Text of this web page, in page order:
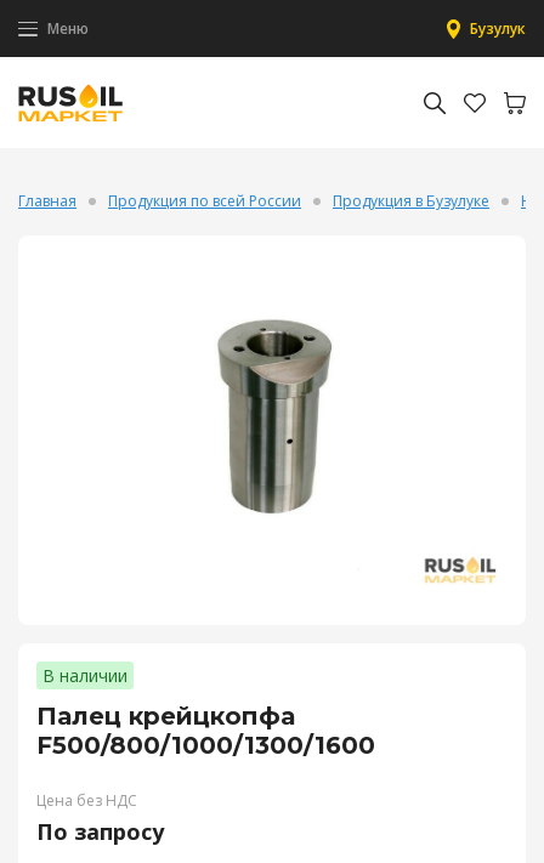
Меню Бузулук
Главная Продукция по всей России Продукция в Бузулуке
В наличии
Палец крейцкопфа
F500/800/1000/1300/1600
Цена без НДС
По запросу